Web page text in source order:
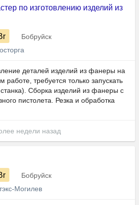
по изготовлению изделий из
Бобруйск
деталей изделий из фанеры на
требуется только запускать
Сборка изделий из фанеры с
пистолета. Резка и обработка
недели назад
Бобруйск
Могилев